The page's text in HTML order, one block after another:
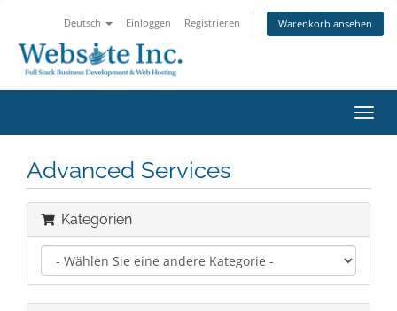
Deutsch Einloggen Registrieren Warenkorb ansehen
ein-/
Advanced Services
Kategorien